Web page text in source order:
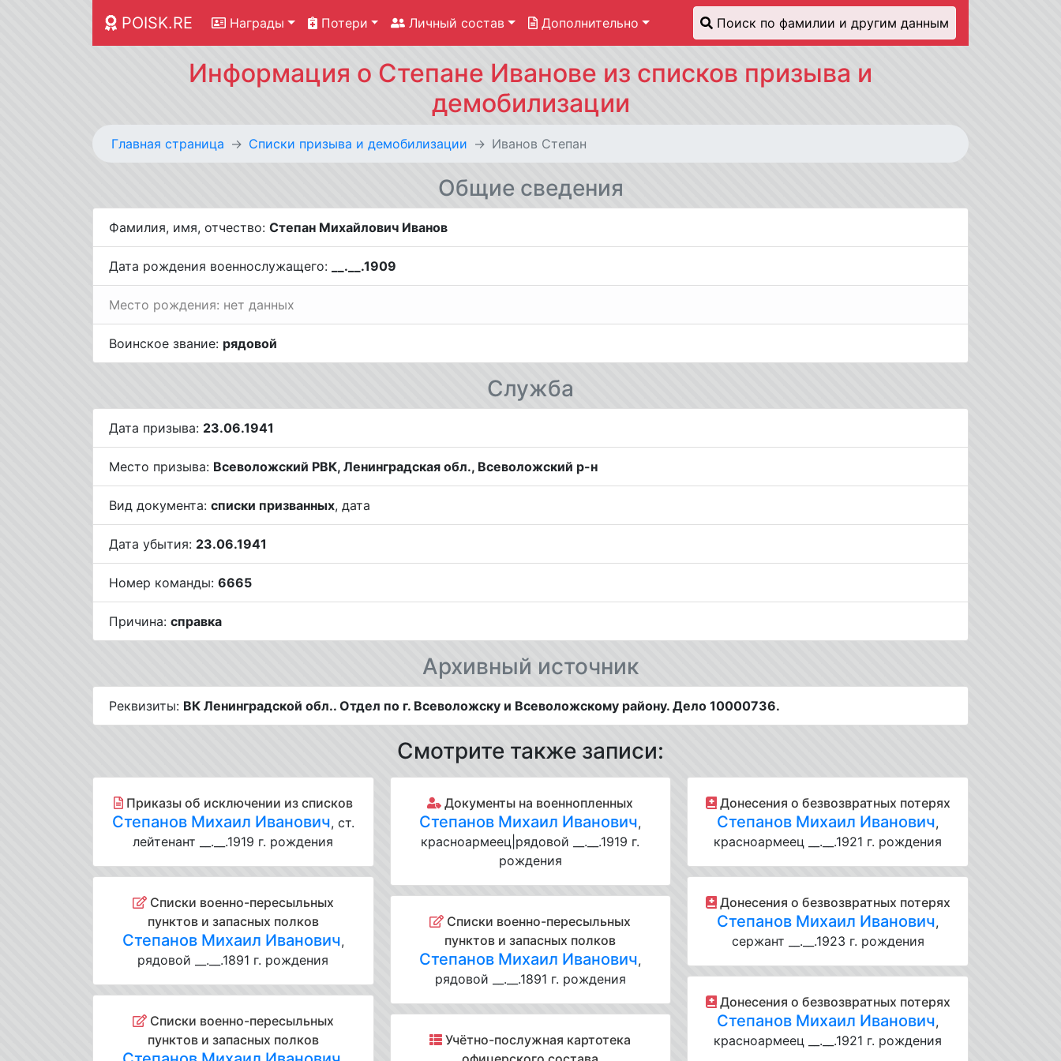
POISK.RE Награды Потери Личный состав Дополнительно Поиск по фамилии и другим данным
Информация о Степане Иванове из списков призыва и
демобилизации
Главная страница Списки призыва и демобилизации Иванов Степан
Общие сведения
Фамилия, имя, отчество: Степан Михайлович Иванов
Дата рождения военнослужащего: __.__.1909
Место рождения: нет данных
Воинское звание: рядовой
Служба
Дата призыва: 23.06.1941
Место призыва: Всеволожский РВК, Ленинградская обл., Всеволожский р-н
Вид документа: списки призванных, дата
Дата убытия: 23.06.1941
Номер команды: 6665
Причина: справка
Архивный источник
Реквизиты: ВК Ленинградской обл.. Отдел по г. Всеволожску и Всеволожскому району. Дело 10000736.
Смотрите также записи:
Приказы об исключении из списков
Степанов Михаил Иванович, ст.
лейтенант __.__.1919 г. рождения
Списки военно-пересыльных
пунктов и запасных полков
Степанов Михаил Иванович,
рядовой __.__.1891 г. рождения
Списки военно-пересыльных
пунктов и запасных полков
Документы на военнопленных
Степанов Михаил Иванович,
красноармеец|рядовой __.__.1919 г.
рождения
Списки военно-пересыльных
пунктов и запасных полков
Степанов Михаил Иванович,
рядовой __.__.1891 г. рождения
Учётно-послужная картотека
Донесения о безвозвратных потерях
Степанов Михаил Иванович,
красноармеец __.__.1921 г. рождения
Донесения о безвозвратных потерях
Степанов Михаил Иванович,
сержант __.__.1923 г. рождения
Донесения о безвозвратных потерях
Степанов Михаил Иванович,
красноармеец __.__.1921 г. рождения